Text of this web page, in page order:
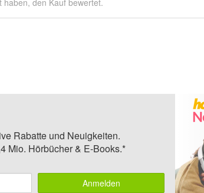
haben, den Kauf bewertet.
Rabatte und Neuigkeiten.
Mio. Hörbücher & E-Books.*
Anmelden